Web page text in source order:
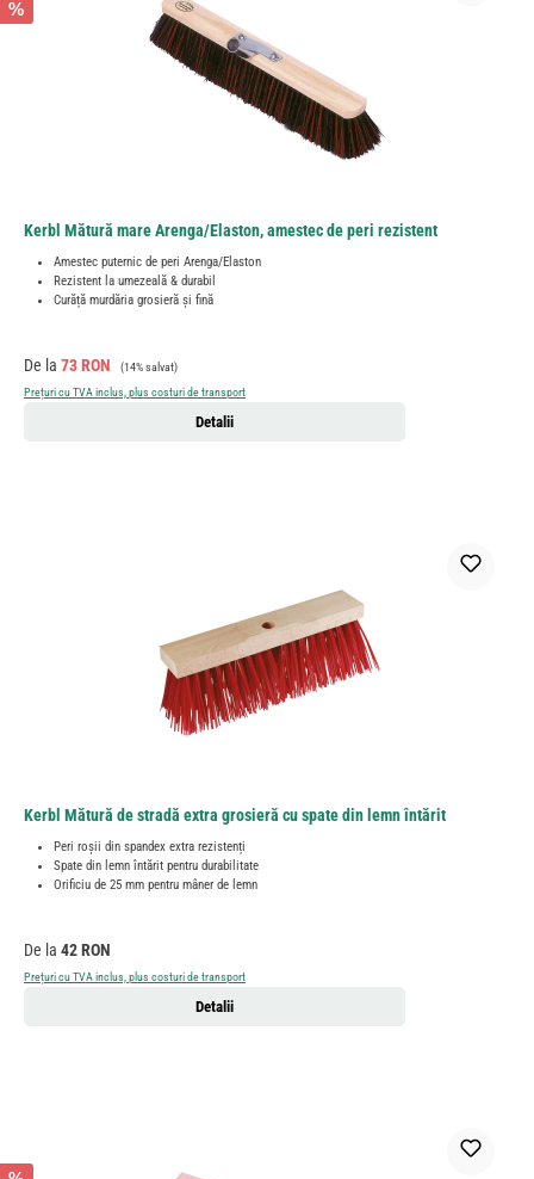
%
Kerbl Mătură mare Arenga/Elaston, amestec de peri rezistent
Amestec puternic de peri Arenga/Elaston
Rezistent la umezeală & durabil
Curăță murdăria grosieră și fină
Preț de vânzare:
De la 73 RON Preț obișnuit:
(14% salvat)
Prețuri cu TVA inclus, plus costuri de transport
Detalii
Kerbl Mătură de stradă extra grosieră cu spate din lemn întărit
Peri roșii din spandex extra rezistenți
Spate din lemn întărit pentru durabilitate
Orificiu de 25 mm pentru mâner de lemn
Preț obișnuit:
De la 42 RON
Prețuri cu TVA inclus, plus costuri de transport
Detalii